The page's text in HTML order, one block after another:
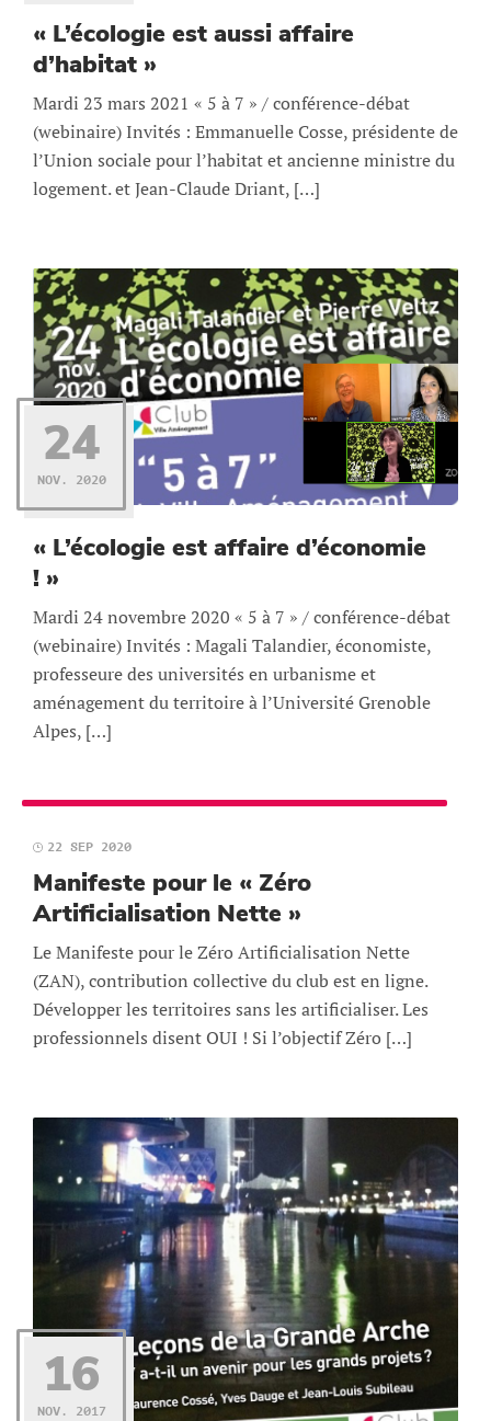
« L’écologie est aussi affaire
d’habitat »
Mardi 23 mars 2021 « 5 à 7 » / conférence-débat
(webinaire) Invités : Emmanuelle Cosse, présidente de
l’Union sociale pour l’habitat et ancienne ministre du
logement. et Jean-Claude Driant, […]
24
NOV. 2020
« L’écologie est affaire d’économie
! »
Mardi 24 novembre 2020 « 5 à 7 » / conférence-débat
(webinaire) Invités : Magali Talandier, économiste,
professeure des universités en urbanisme et
aménagement du territoire à l’Université Grenoble
Alpes, […]
22 SEP 2020
Manifeste pour le « Zéro
Artificialisation Nette »
Le Manifeste pour le Zéro Artificialisation Nette
(ZAN), contribution collective du club est en ligne.
Développer les territoires sans les artificialiser. Les
professionnels disent OUI ! Si l’objectif Zéro […]
16
NOV. 2017